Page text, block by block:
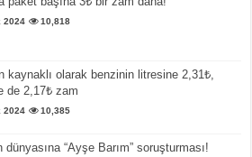
2024 10,818
kaynaklı olarak benzinin litresine 2,31₺,
de 2,17₺ zam
2024 10,385
dünyasına “Ayşe Barım” soruşturması!